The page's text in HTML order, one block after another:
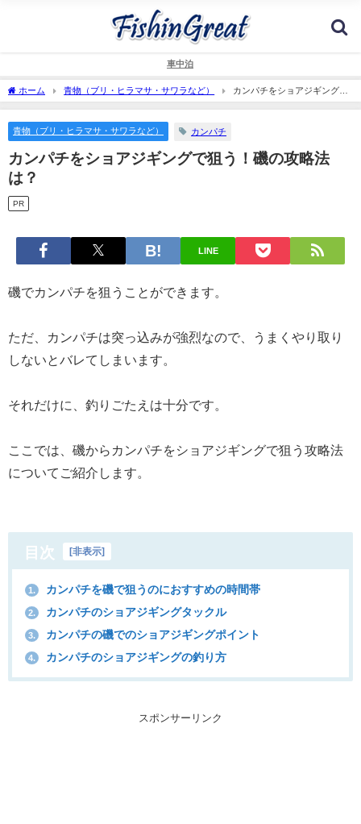
車中泊
ホーム 青物（ブリ・ヒラマサ・サワラなど）
カンパチをショアジギングで
狙う！磯の攻略法は？
青物（ブリ・ヒラマサ・サワラなど） カンパチ
カンパチをショアジギングで狙う！磯の攻略法
は？
PR
LINE
磯でカンパチを狙うことができます。
ただ、カンパチは突っ込みが強烈なので、うまくやり取り
しないとバレてしまいます。
それだけに、釣りごたえは十分です。
ここでは、磯からカンパチをショアジギングで狙う攻略法
についてご紹介します。
目次 非表示
1. カンパチを磯で狙うのにおすすめの時間帯
2. カンパチのショアジギングタックル
3. カンパチの磯でのショアジギングポイント
4. カンパチのショアジギングの釣り方
スポンサーリンク